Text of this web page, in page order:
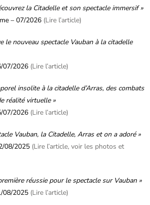
la Citadelle et son spectacle immersif »
– 07/2026 (Lire l’article)
le nouveau spectacle Vauban à la citadelle
07/2026 (Lire l’article)
insolite à la citadelle d’Arras, des combats
réalité virtuelle »
07/2026 (Lire l’article)
Vauban, la Citadelle, Arras et on a adoré »
08/2025 (Lire l’article, voir les photos et
réussie pour le spectacle sur Vauban »
08/2025 (Lire l’article)